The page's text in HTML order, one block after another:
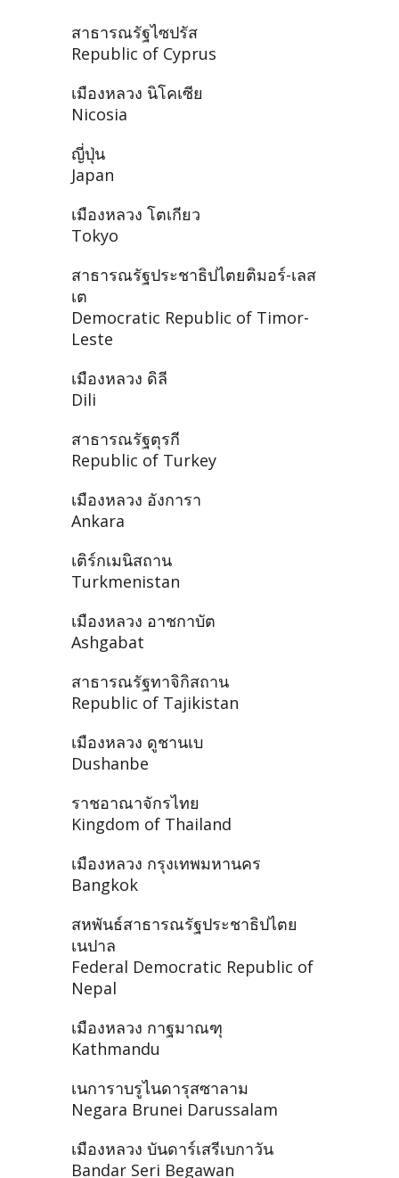
สาธารณรัฐไซปรัส
Republic of Cyprus
เมืองหลวง นิโคเซีย
Nicosia
ญี่ปุ่น
Japan
เมืองหลวง โตเกียว
Tokyo
สาธารณรัฐประชาธิปไตยติมอร์-เลส
เต
Democratic Republic of Timor-
Leste
เมืองหลวง ดิลี
Dili
สาธารณรัฐตุรกี
Republic of Turkey
เมืองหลวง อังการา
Ankara
เติร์กเมนิสถาน
Turkmenistan
เมืองหลวง อาชกาบัต
Ashgabat
สาธารณรัฐทาจิกิสถาน
Republic of Tajikistan
เมืองหลวง ดูชานเบ
Dushanbe
ราชอาณาจักรไทย
Kingdom of Thailand
เมืองหลวง กรุงเทพมหานคร
Bangkok
สหพันธ์สาธารณรัฐประชาธิปไตย
เนปาล
Federal Democratic Republic of
Nepal
เมืองหลวง กาฐมาณฑุ
Kathmandu
เนการาบรูไนดารุสซาลาม
Negara Brunei Darussalam
เมืองหลวง บันดาร์เสรีเบกาวัน
Bandar Seri Begawan